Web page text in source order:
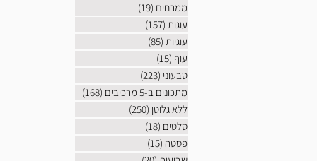
ממרחים (19)
עוגות (157)
עוגיות (85)
עוף (15)
טבעוני (223)
מתכונים ב-5 מרכיבים
(168)
ללא גלוטן (250)
סלטים (18)
פסטה (15)